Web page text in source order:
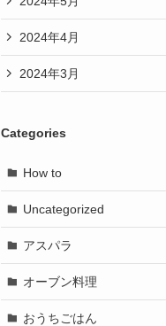
2024年4月
2024年3月
Categories
How to
Uncategorized
アスパラ
オーブン料理
おうちごはん